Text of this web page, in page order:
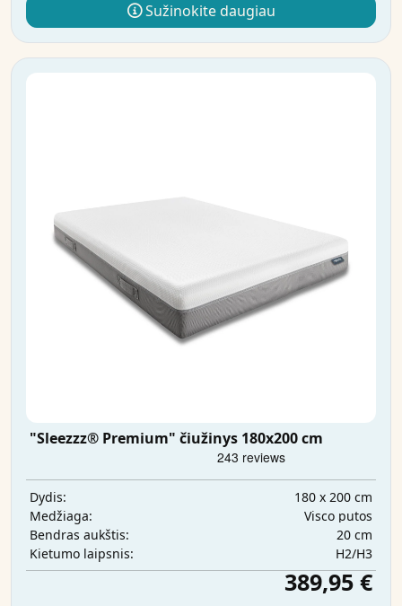
Sužinokite daugiau
"Sleezzz® Premium" čiužinys 180x200 cm
Dydis:
180 x 200 cm
Medžiaga:
Visco putos
Bendras aukštis:
20 cm
Kietumo laipsnis:
H2/H3
389,95 €